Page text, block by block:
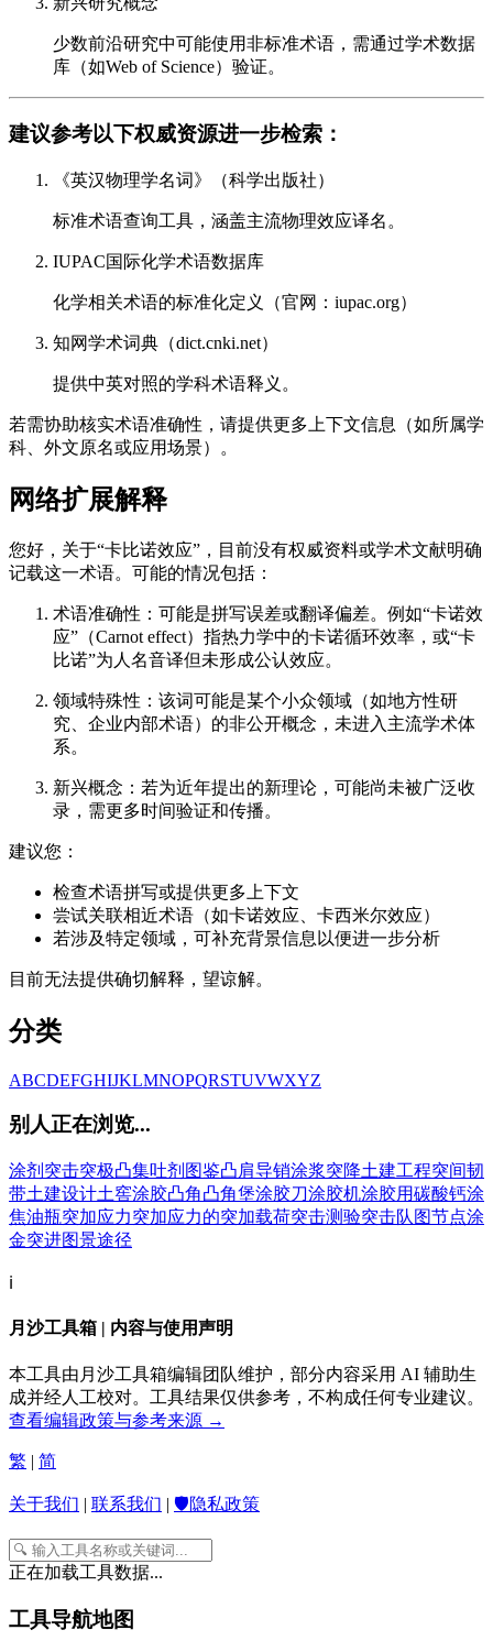
少数前沿研究中可能使用非标准术语，需通过学术数据
库（如Web of Science）验证。
建议参考以下权威资源进一步检索：
《英汉物理学名词》（科学出版社）
标准术语查询工具，涵盖主流物理效应译名。
IUPAC国际化学术语数据库
化学相关术语的标准化定义（官网：iupac.org）
知网学术词典（dict.cnki.net）
提供中英对照的学科术语释义。
若需协助核实术语准确性，请提供更多上下文信息（如所属学
科、外文原名或应用场景）。
网络扩展解释
您好，关于“卡比诺效应”，目前没有权威资料或学术文献明确
记载这一术语。可能的情况包括：
术语准确性：可能是拼写误差或翻译偏差。例如“卡诺效
应”（Carnot effect）指热力学中的卡诺循环效率，或“卡
比诺”为人名音译但未形成公认效应。
领域特殊性：该词可能是某个小众领域（如地方性研
究、企业内部术语）的非公开概念，未进入主流学术体
系。
新兴概念：若为近年提出的新理论，可能尚未被广泛收
录，需更多时间验证和传播。
建议您：
检查术语拼写或提供更多上下文
尝试关联相近术语（如卡诺效应、卡西米尔效应）
若涉及特定领域，可补充背景信息以便进一步分析
目前无法提供确切解释，望谅解。
分类
ABCDEFGHIJKLMNOPQRSTUVWXYZ
别人正在浏览...
涂剂 突击突极凸集吐剂 图鉴凸肩导销涂浆突降土建工程突间韧
带土建设计土窖涂胶凸角凸角堡涂胶刀涂胶机涂胶用碳酸钙涂
焦油瓶突加应力突加应力的突加载荷突击测验突击队 图节点涂
金突进图景途径
ℹ️
月沙工具箱 | 内容与使用声明
本工具由月沙工具箱编辑团队维护，部分内容采用 AI 辅助生
成并经人工校对。工具结果仅供参考，不构成任何专业建议。
查看编辑政策与参考来源 →
繁 简
关于我们 联系我们 🛡️隐私政策
正在加载工具数据...
工具导航地图